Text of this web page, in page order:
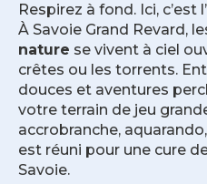
Respirez à fond. Ici, c’est
À Savoie Grand Revard,
nature se vivent à ciel
crêtes ou les torrents.
douces et aventures
votre terrain de jeu
accrobranche,
est réuni pour une cure
Savoie.